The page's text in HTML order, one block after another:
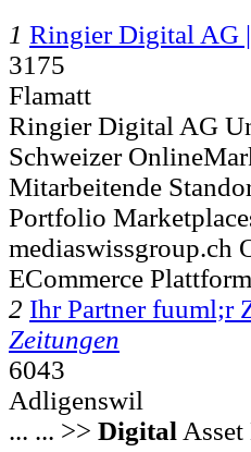
1 Ringier Digital AG
3175
Flamatt
Ringier Digital AG
Schweizer
Mitarbeitende
Portfolio
mediaswissgroup.ch
ECommerce
2 Ihr Partner fuuml;r
Zeitungen
6043
Adligenswil
... ... >> Digital